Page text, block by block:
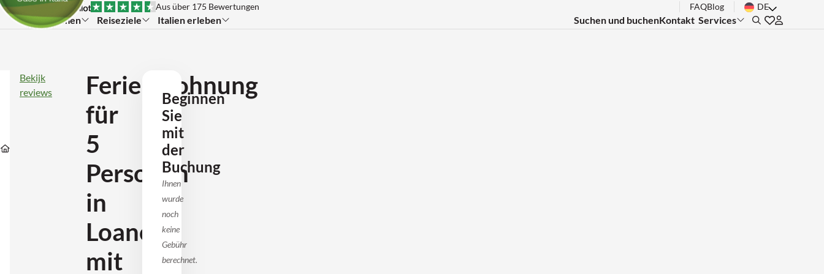
Themen Reiseziele Italien erleben Suchen und buchenKontakt Services Search
Aus über 175 Bewertungen FAQBlog DE
Unterkünfte
Unterkünfte
Ferienwohnung
für
Personen
mit
Pool
Strandnähe
Nr.
Bekijk
reviews
Ferienwohnung
für
5
Personen
in
Loano
mit
Beginnen
Sie
mit
der
Buchung
Ihnen
wurde
noch
keine
Gebühr
berechnet.